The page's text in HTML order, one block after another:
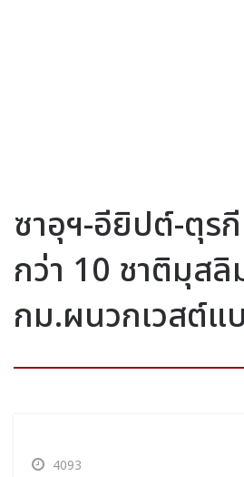
ซาอุฯ-อียิปต์-ตุร
กว่า 10 ชาติมุส
กม.ผนวกเวสต์แ
4093